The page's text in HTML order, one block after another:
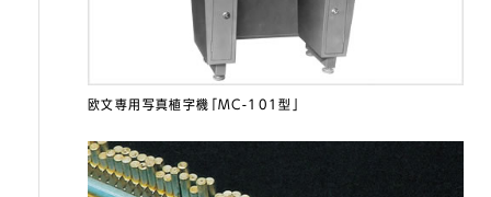
欧文専用写真植字機｢MC-101型」